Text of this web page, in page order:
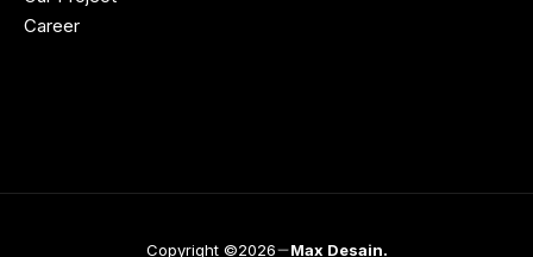
Career
Copyright ©2026 Max Desain.